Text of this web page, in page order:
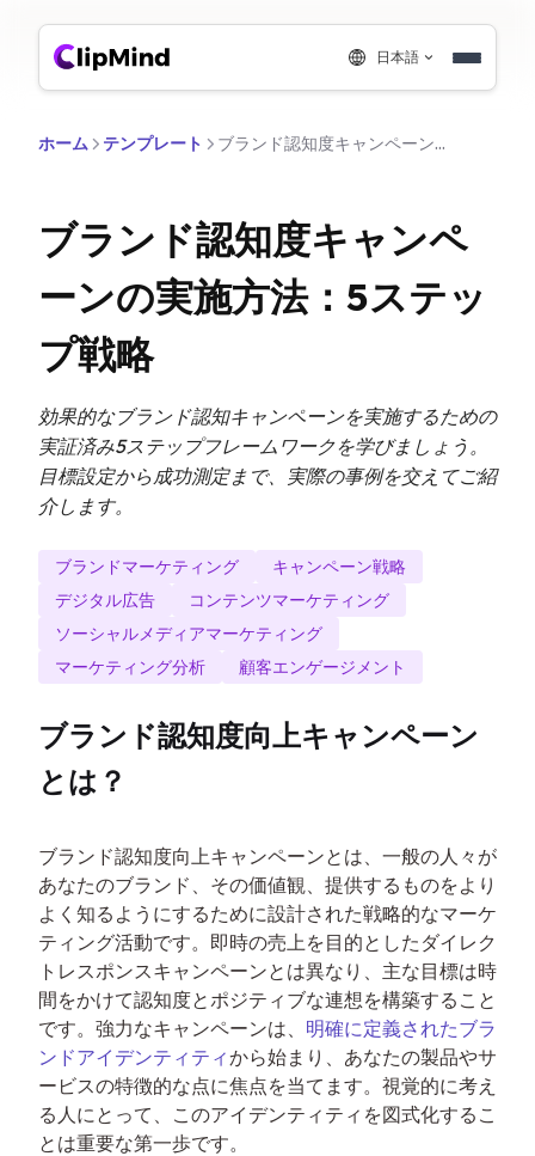
日本語
ホーム テンプレート ブランド認知度キャンペーンの実施方法：5ステップ戦略
ブランド認知度キャンペ
ーンの実施方法：5ステッ
プ戦略
効果的なブランド認知キャンペーンを実施するための
実証済み5ステップフレームワークを学びましょう。
目標設定から成功測定まで、実際の事例を交えてご紹
介します。
ブランドマーケティング
キャンペーン戦略
デジタル広告
コンテンツマーケティング
ソーシャルメディアマーケティング
マーケティング分析
顧客エンゲージメント
ブランド認知度向上キャンペーン
とは？
ブランド認知度向上キャンペーンとは、一般の人々が
あなたのブランド、その価値観、提供するものをより
よく知るようにするために設計された戦略的なマーケ
ティング活動です。即時の売上を目的としたダイレク
トレスポンスキャンペーンとは異なり、主な目標は時
間をかけて認知度とポジティブな連想を構築すること
です。強力なキャンペーンは、 明確に定義されたブラ
ンドアイデンティティから始まり、あなたの製品やサ
ービスの特徴的な点に焦点を当てます。視覚的に考え
る人にとって、このアイデンティティを図式化するこ
とは重要な第一歩です。